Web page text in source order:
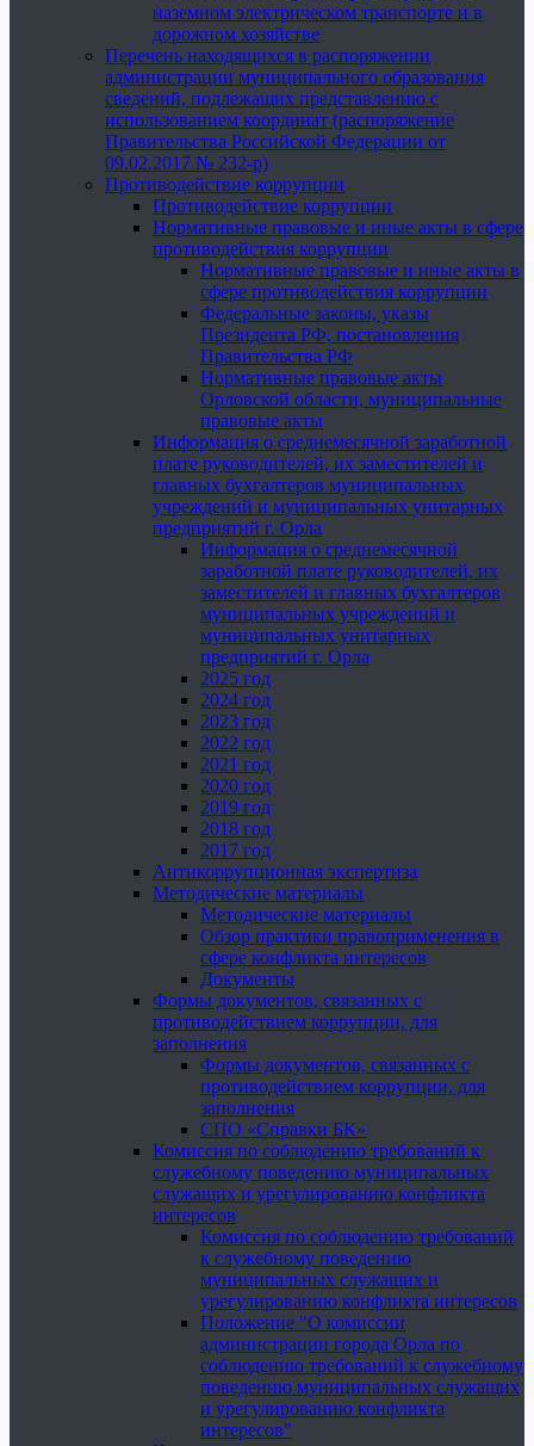
наземном электрическом транспорте и в
дорожном хозяйстве
Перечень находящихся в распоряжении
администрации муниципального образования
сведений, подлежащих представлению с
использованием координат (распоряжение
Правительства Российской Федерации от
09.02.2017 № 232-р)
Противодействие коррупции
Противодействие коррупции
Нормативные правовые и иные акты в сфере
противодействия коррупции
Нормативные правовые и иные акты в
сфере противодействия коррупции
Федеральные законы, указы
Президента РФ, постановления
Правительства РФ
Нормативные правовые акты
Орловской области, муниципальные
правовые акты
Информация о среднемесячной заработной
плате руководителей, их заместителей и
главных бухгалтеров муниципальных
учреждений и муниципальных унитарных
предприятий г. Орла
Информация о среднемесячной
заработной плате руководителей, их
заместителей и главных бухгалтеров
муниципальных учреждений и
муниципальных унитарных
предприятий г. Орла
2025 год
2024 год
2023 год
2022 год
2021 год
2020 год
2019 год
2018 год
2017 год
Антикоррупционная экспертиза
Методические материалы
Методические материалы
Обзор практики правоприменения в
сфере конфликта интересов
Документы
Формы документов, связанных с
противодействием коррупции, для
заполнения
Формы документов, связанных с
противодействием коррупции, для
заполнения
СПО «Справки БК»
Комиссия по соблюдению требований к
служебному поведению муниципальных
служащих и урегулированию конфликта
интересов
Комиссия по соблюдению требований
к служебному поведению
муниципальных служащих и
урегулированию конфликта интересов
Положение "О комиссии
администрации города Орла по
соблюдению требований к служебному
поведению муниципальных служащих
и урегулированию конфликта
интересов"